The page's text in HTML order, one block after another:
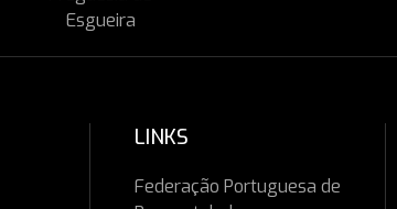
LINKS
Federação Portuguesa de